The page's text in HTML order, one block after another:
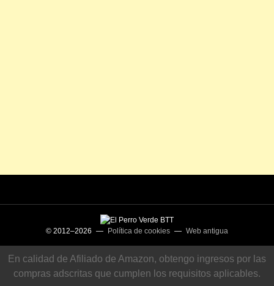
© 2012–2026 — Política de cookies — Web antigua
En calidad de Afiliado de Amazon, obtengo ingresos por las
compras adscritas que cumplen los requisitos aplicables.